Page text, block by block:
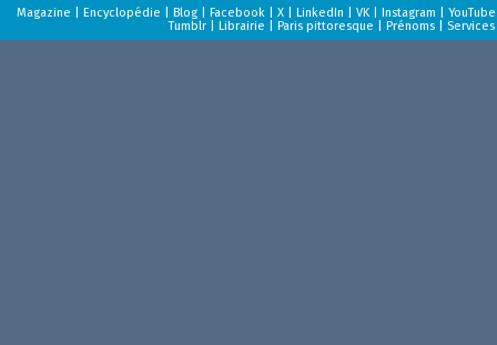
Magazine |Encyclopédie |Blog |Facebook |X |LinkedIn |VK |Instagram |YouTube
Tumblr |Librairie |Paris pittoresque |Prénoms Services